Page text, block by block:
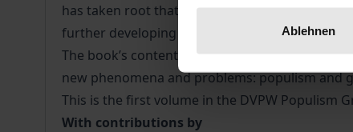
Ablehnen
has taken root that is not always adequately
further developing and making key concepts
The book’s contents include basic questions,
new phenomena and problems: populism and
This is the first volume in the DVPW Populism
With contributions by